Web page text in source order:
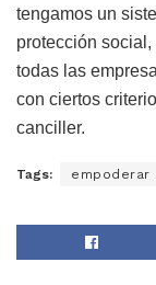
tengamos un
protección
todas las
con ciertos
canciller.
Tags: empoderar